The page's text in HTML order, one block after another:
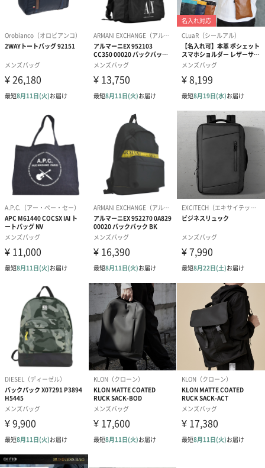
左肩ショルダーポケットにUSB充電ポート搭載
左肩にあるショルダーポケットにはUSB充電ポートを搭載し、お
手持ちの充電用ケーブルを接続し、バッグの中にモバイルバッテ
リーをセットすることで、スマートフォンなどの電子デバイスの
充電が可能です。
ショルダーポケット内に、充電用ケーブルをまとめて収納できる
ケーブルバンドが付いています。
※充電用ケーブルおよびモバイルバッテリーは付属していませ
ん。使用しない時は、必ずケーブルを取り外して収納ください。
全面撥水加工
表面生地全体に撥水加工を施しており、水をはじきます。また、
ファスナー生地部分からの水濡れを防ぐ止水ファスナーを採用し
ています。
※内部への水の浸入を完全に防ぐものでありません。
クッション材を使用したハンドル
ハンドル部分には、手への負担を軽減するクッション材を使用し
ています。
仕様